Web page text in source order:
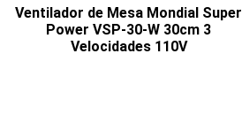
Ventilador de Mesa Mondial Super
Power VSP-30-W 30cm 3
Velocidades 110V